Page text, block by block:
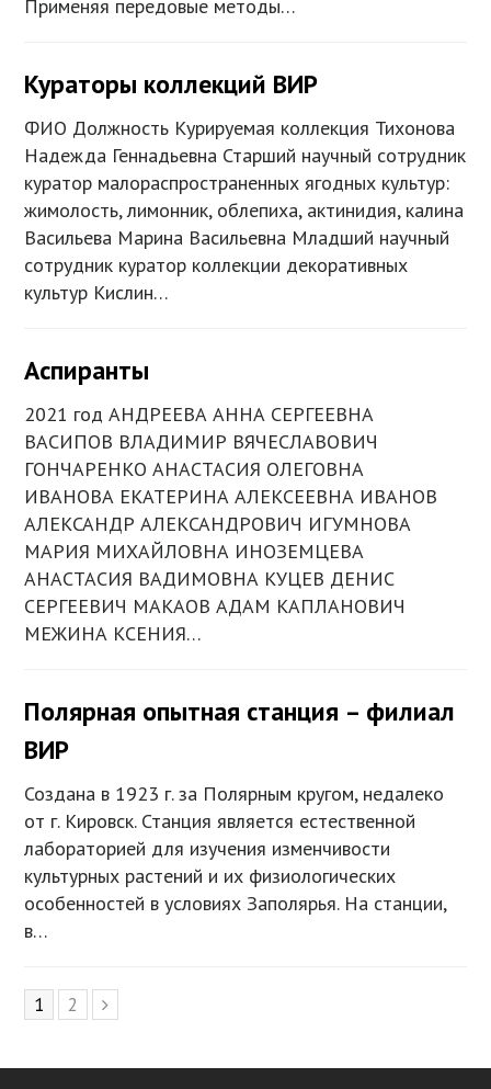
Применяя передовые методы…
Кураторы коллекций ВИР
ФИО Должность Курируемая коллекция Тихонова
Надежда Геннадьевна Старший научный сотрудник
куратор малораспространенных ягодных культур:
жимолость, лимонник, облепиха, актинидия, калина
Васильева Марина Васильевна Младший научный
сотрудник куратор коллекции декоративных
культур Кислин…
Аспиранты
2021 год АНДРЕЕВА АННА СЕРГЕЕВНА
ВАСИПОВ ВЛАДИМИР ВЯЧЕСЛАВОВИЧ
ГОНЧАРЕНКО АНАСТАСИЯ ОЛЕГОВНА
ИВАНОВА ЕКАТЕРИНА АЛЕКСЕЕВНА ИВАНОВ
АЛЕКСАНДР АЛЕКСАНДРОВИЧ ИГУМНОВА
МАРИЯ МИХАЙЛОВНА ИНОЗЕМЦЕВА
АНАСТАСИЯ ВАДИМОВНА КУЦЕВ ДЕНИС
СЕРГЕЕВИЧ МАКАОВ АДАМ КАПЛАНОВИЧ
МЕЖИНА КСЕНИЯ…
Полярная опытная станция – филиал
ВИР
Создана в 1923 г. за Полярным кругом, недалеко
от г. Кировск. Станция является естественной
лабораторией для изучения изменчивости
культурных растений и их физиологических
особенностей в условиях Заполярья. На станции,
в…
Page
1 Page
2